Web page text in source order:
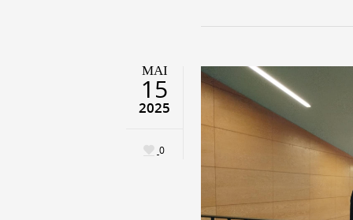
ΜΑΙ
15
2025
0